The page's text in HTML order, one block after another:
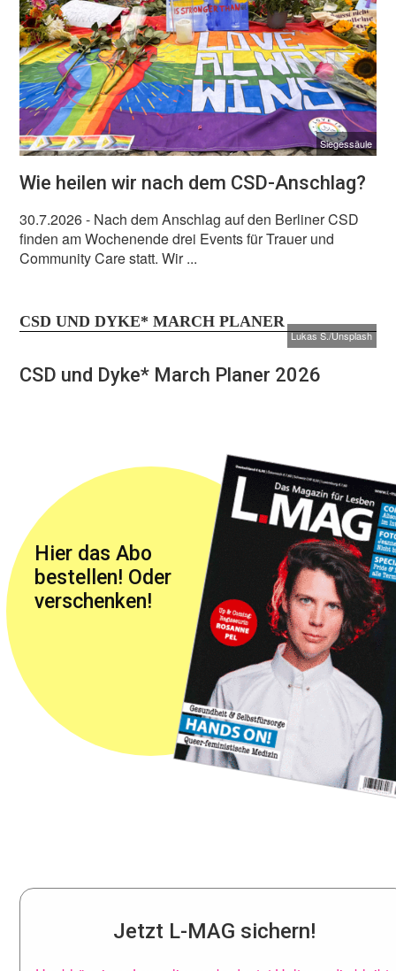
Siegessäule
Wie heilen wir nach dem CSD-Anschlag?
30.7.2026- Nach dem Anschlag auf den Berliner CSD
finden am Wochenende drei Events für Trauer und
Community Care statt. Wir ...
CSD UND DYKE* MARCH PLANER
Lukas S./Unsplash
CSD und Dyke* March Planer 2026
Hier das Abo
bestellen! Oder
verschenken!
Jetzt L-MAG sichern!